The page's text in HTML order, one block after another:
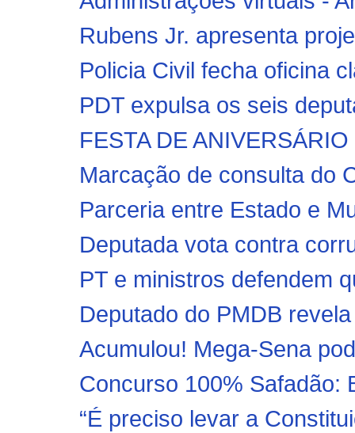
Rubens Jr. apresenta
Policia Civil fecha oficina
PDT expulsa os seis
FESTA DE
Marcação de consulta do
Parceria entre Estado e
Deputada vota contra
PT e ministros defendem
Deputado do PMDB
Acumulou! Mega-Sena
Concurso 100% Safadão:
“É preciso levar a